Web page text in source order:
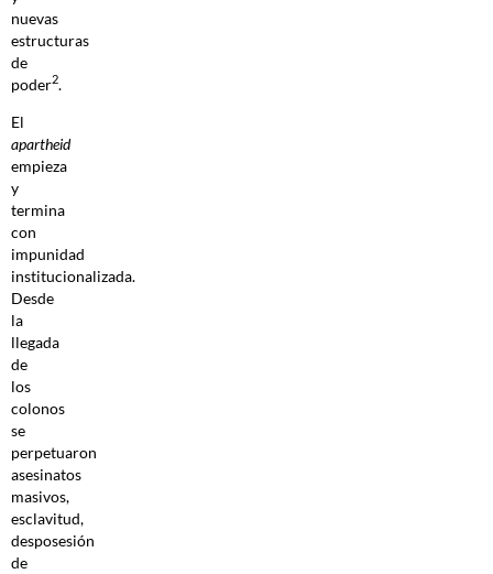
nuevas
estructuras
de
poder2.
El
apartheid
empieza
y
termina
con
impunidad
institucionalizada.
Desde
la
llegada
de
los
colonos
se
perpetuaron
asesinatos
masivos,
esclavitud,
desposesión
de